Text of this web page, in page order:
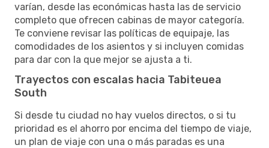
varían, desde las económicas hasta las de servicio
completo que ofrecen cabinas de mayor categoría.
Te conviene revisar las políticas de equipaje, las
comodidades de los asientos y si incluyen comidas
para dar con la que mejor se ajusta a ti.
Trayectos con escalas hacia Tabiteuea
South
Si desde tu ciudad no hay vuelos directos, o si tu
prioridad es el ahorro por encima del tiempo de viaje,
un plan de viaje con una o más paradas es una